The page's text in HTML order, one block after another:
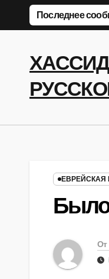
Перейти
Последнее
Ребе
ЕВРЕЙСКАЯ
От